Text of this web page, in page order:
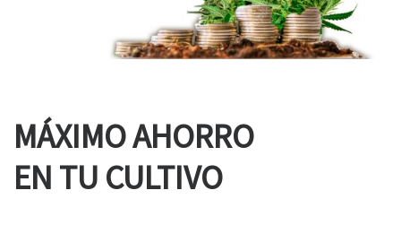
MÁXIMO AHORRO
EN TU CULTIVO